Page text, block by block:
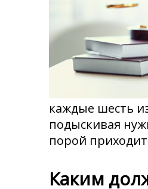
каждые шесть
подыскивая
порой
Каким